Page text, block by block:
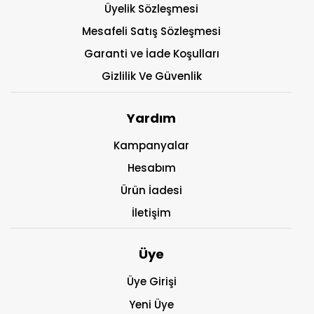
Üyelik Sözleşmesi
Mesafeli Satış Sözleşmesi
Garanti ve İade Koşulları
Gizlilik Ve Güvenlik
Yardım
Kampanyalar
Hesabım
Ürün İadesi
İletişim
Üye
Üye Girişi
Yeni Üye